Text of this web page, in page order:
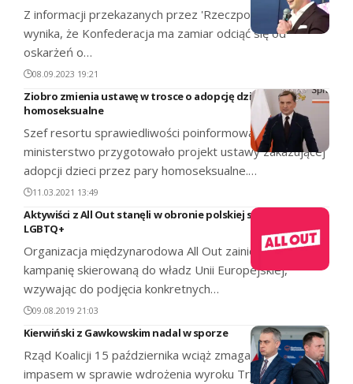
Z informacji przekazanych przez 'Rzeczpospolitą'
wynika, że Konfederacja ma zamiar odciąć się od
oskarżeń o…
08.09.2023 19:21
Ziobro zmienia ustawę w trosce o adopcję dzieci przez pary
homoseksualne
Szef resortu sprawiedliwości poinformował, że
ministerstwo przygotowało projekt ustawy zakazującej
adopcji dzieci przez pary homoseksualne.…
11.03.2021 13:49
Aktywiści z All Out stanęli w obronie polskiej społeczności
LGBTQ+
Organizacja międzynarodowa All Out zainicjowała
kampanię skierowaną do władz Unii Europejskiej,
wzywając do podjęcia konkretnych…
09.08.2019 21:03
Kierwiński z Gawkowskim nadal w sporze
Rząd Koalicji 15 października wciąż zmaga się z
impasem w sprawie wdrożenia wyroku Trybunału